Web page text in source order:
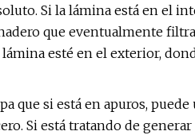
Si la lámina está en el
que eventualmente
esté en el exterior,
que si está en apuros,
Si está tratando de